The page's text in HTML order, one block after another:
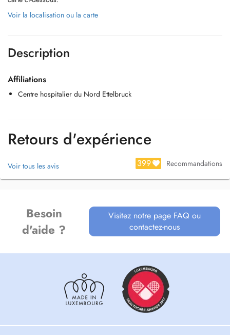
Voir la localisation ou la carte
Description
Affiliations
Centre hospitalier du Nord Ettelbruck
Retours d'expérience
Voir tous les avis 399 Recommandations
Besoin
d'aide ?
Visitez notre page FAQ ou
contactez-nous